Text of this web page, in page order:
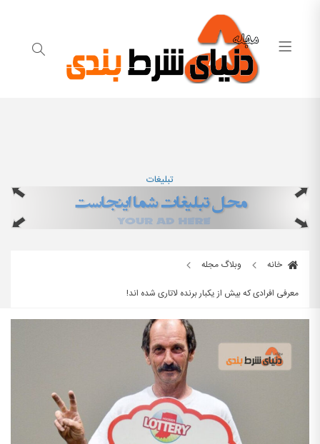
تبلیغات
خانه
وبلاگ مجله
معرفی افرادی که بیش از یکبار برنده لاتاری شده اند!